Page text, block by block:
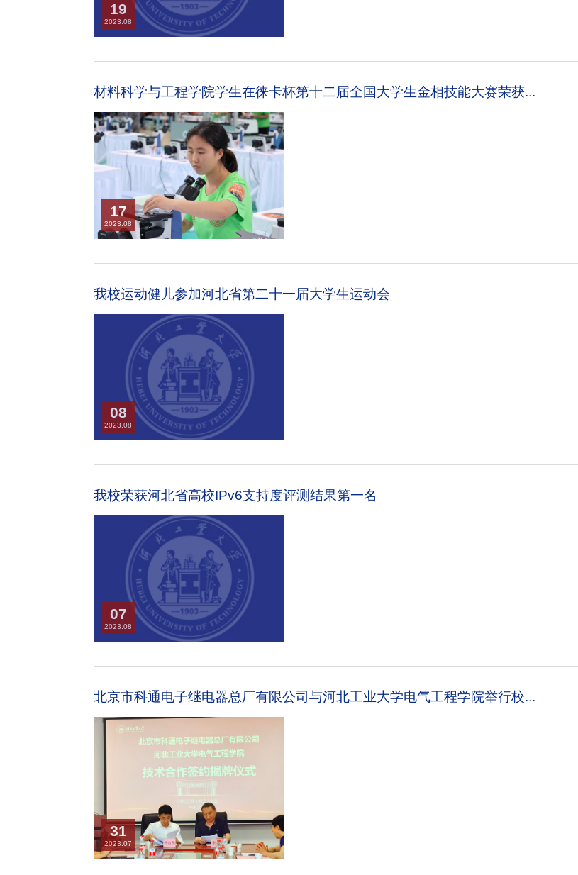
19
2023.08
材料科学与工程学院学生在徕卡杯第十二届全国大学生金相技能大赛荣获...
17
2023.08
我校运动健儿参加河北省第二十一届大学生运动会
08
2023.08
我校荣获河北省高校IPv6支持度评测结果第一名
07
2023.08
北京市科通电子继电器总厂有限公司与河北工业大学电气工程学院举行校...
31
2023.07